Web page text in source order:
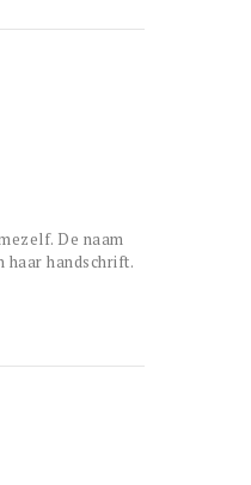
De naam
haar handschrift.